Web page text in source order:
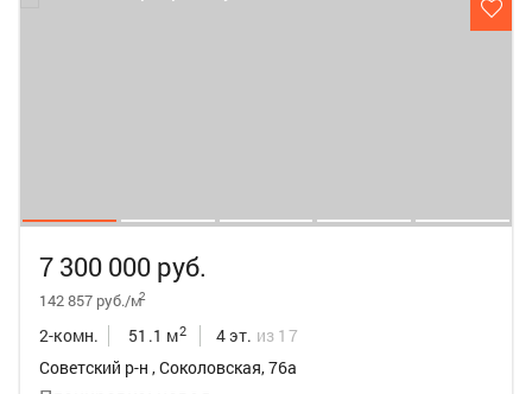
7 300 000 руб.
142 857 руб./м2
2-комн. 51.1 м2 4 эт. из 17
Советский р-н , Соколовская, 76а